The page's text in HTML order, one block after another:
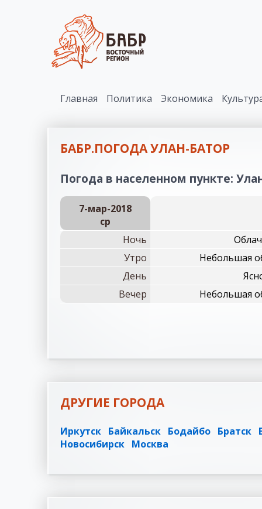
Главная Политика Экономика
БАБР.ПОГОДА УЛАН-БАТОР
Погода в населенном пункте:
7-мар-2018
ср
Ночь
Утро
Небольшая
День
Вечер
Небольшая
ДРУГИЕ ГОРОДА
Иркутск Байкальск Бодайбо Братск
Новосибирск Москва